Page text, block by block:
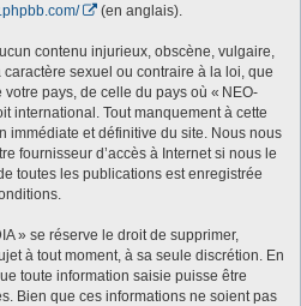
(en anglais).
contenu injurieux, obscène, vulgaire,
sexuel ou contraire à la loi, que
pays, de celle du pays où « NEO-
international. Tout manquement à cette
immédiate et définitive du site. Nous nous
fournisseur d’accès à Internet si nous le
toutes les publications est enregistrée
» se réserve le droit de supprimer,
à tout moment, à sa seule discrétion. En
toute information saisie puisse être
Bien que ces informations ne soient pas